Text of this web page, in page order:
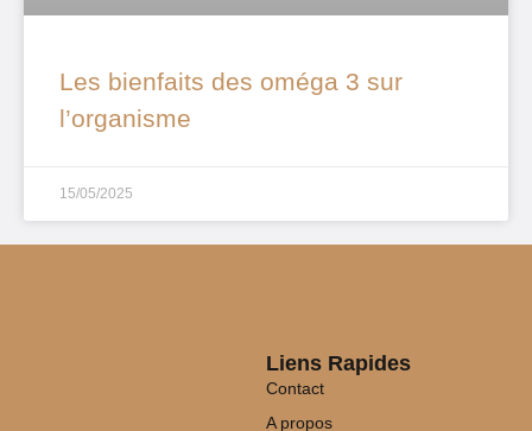
Les bienfaits des oméga 3 sur
l’organisme
15/05/2025
Liens Rapides
Contact
A propos